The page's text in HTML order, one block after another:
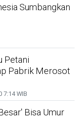
Sumbangkan
Petani
Pabrik Merosot
7:14 WIB
Bisa Umur